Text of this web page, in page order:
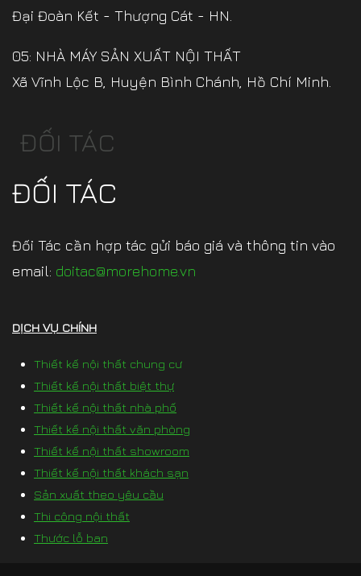
Đại Đoàn Kết - Thượng Cát - HN.
05: NHÀ MÁY SẢN XUẤT NỘI THẤT
Xã Vĩnh Lộc B, Huyện Bình Chánh, Hồ Chí Minh.
ĐỐI TÁC
ĐỐI TÁC
Đối Tác cần hợp tác gửi báo giá và thông tin vào
email: doitac@morehome.vn
DỊCH VỤ CHÍNH
Thiết kế nội thất chung cư
Thiết kế nội thất biệt thự
Thiết kế nội thất nhà phố
Thiết kế nội thất văn phòng
Thiết kế nội thất showroom
Thiết kế nội thất khách sạn
Sản xuất theo yêu cầu
Thi công nội thất
Thước lỗ ban